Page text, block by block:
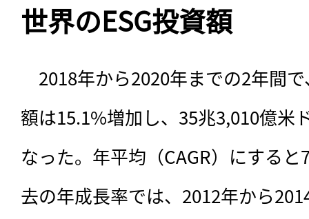
世界のESG投資額
2018年から2020年までの2年間
額は15.1%増加し、35兆3,010億米
なった。年平均（CAGR）にする
去の年成長率では、2012年から